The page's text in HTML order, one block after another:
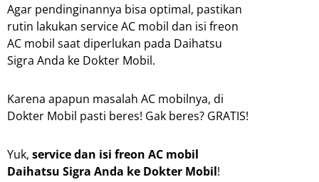
Agar pendinginannya bisa optimal, pastikan
rutin lakukan service AC mobil dan isi freon
AC mobil saat diperlukan pada Daihatsu
Sigra Anda ke Dokter Mobil.
Karena apapun masalah AC mobilnya, di
Dokter Mobil pasti beres! Gak beres? GRATIS!
Yuk, service dan isi freon AC mobil
Daihatsu Sigra Anda ke Dokter Mobil!